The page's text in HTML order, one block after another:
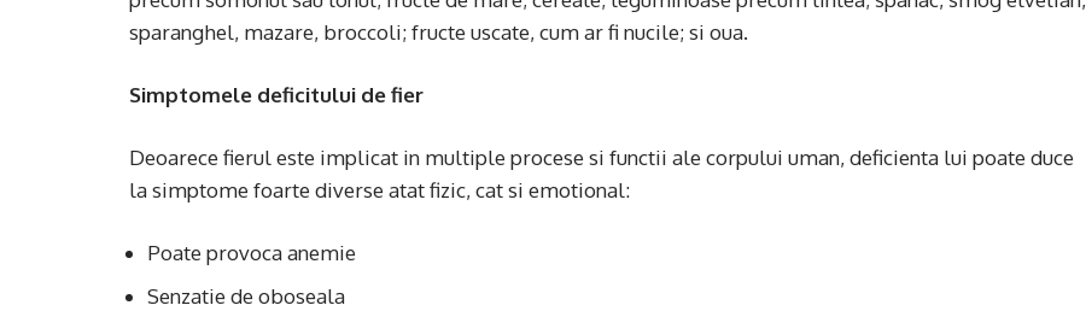
sparanghel, mazare, broccoli; fructe uscate, cum ar fi nucile; si oua.
Simptomele deficitului de fier
Deoarece fierul este implicat in multiple procese si functii ale corpului uman, deficienta lui poate duce
la simptome foarte diverse atat fizic, cat si emotional:
Poate provoca anemie
Senzatie de oboseala